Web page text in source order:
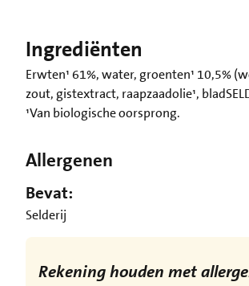
Ingrediënten
Erwten¹ 61%, water, groenten¹ 10,5%
zout, gistextract, raapzaadolie¹,
¹Van biologische oorsprong.
Allergenen
Bevat:
Selderij
Rekening houden met